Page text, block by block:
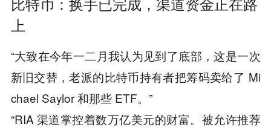
上
“大致在今年一二月我认为见到了底部，这是一次
新旧交替，老派的比特币持有者把筹码卖给了 Mi
chael Saylor 和那些 ETF。”
“RIA 渠道掌控着数万亿美元的财富。被允许推荐